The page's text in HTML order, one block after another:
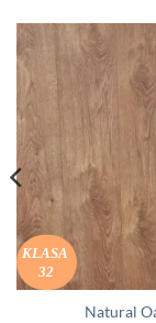
KLASA
32
Natural